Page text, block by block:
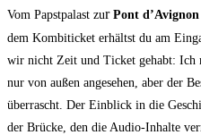
Vom Papstpalast zur Pont d’Avignon
dem Kombiticket erhältst du am
wir nicht Zeit und Ticket gehabt: Ich
nur von außen angesehen, aber der
überrascht. Der Einblick in die
der Brücke, den die Audio-Inhalte